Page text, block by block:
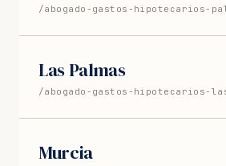
/abogado-gastos-hipotecarios-
Las Palmas
/abogado-gastos-hipotecarios-
Murcia